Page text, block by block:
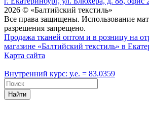
2026 © «Балтийский текстиль»
Все права защищены. Использование
разрешения запрещено.
Продажа тканей оптом и в розницу на
магазине «Балтийский текстиль» в
Карта сайта
Внутренний курс: у.е. = 83.0359
Найти